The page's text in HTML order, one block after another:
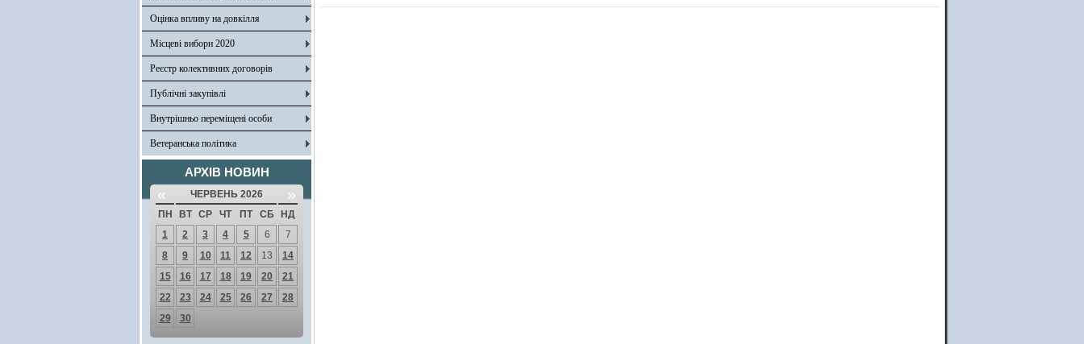
Оцінка впливу на довкілля
Місцеві вибори 2020
Реєстр колективних договорів
Публічні закупівлі
Внутрішньо переміщені особи
Ветеранська політика
АРХІВ НОВИН
« ЧЕРВЕНЬ 2026 »
ПН ВТ СР ЧТ ПТ СБ
НД
1
2 3 4 5 6
7
8
9 10 11 12 13
14
15
16 17 18 19 20
21
22
23 24 25 26 27
28
29
30